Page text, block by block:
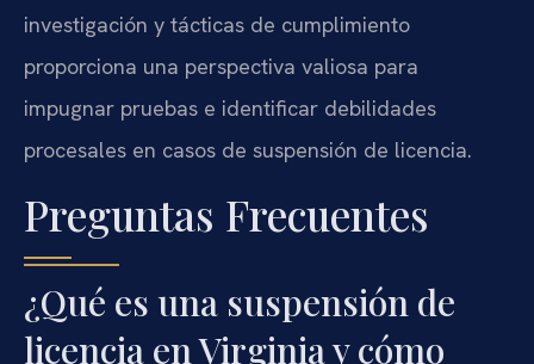
investigación y tácticas de cumplimiento
proporciona una perspectiva valiosa para
impugnar pruebas e identificar debilidades
procesales en casos de suspensión de licencia.
Preguntas Frecuentes
¿Qué es una suspensión de
licencia en Virginia y cómo